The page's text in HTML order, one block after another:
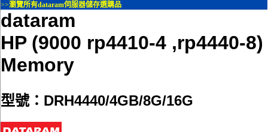
>>瀏覽所有dataram伺服器儲存選購品
dataram
HP (9000 rp4410-4 ,rp4440-8)
Memory
型號：DRH4440/4GB/8G/16G